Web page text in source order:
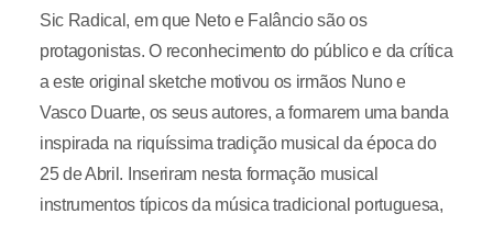
Sic Radical, em que Neto e Falâncio são os
protagonistas. O reconhecimento do público e da crítica
a este original sketche motivou os irmãos Nuno e
Vasco Duarte, os seus autores, a formarem uma banda
inspirada na riquíssima tradição musical da época do
25 de Abril. Inseriram nesta formação musical
instrumentos típicos da música tradicional portuguesa,